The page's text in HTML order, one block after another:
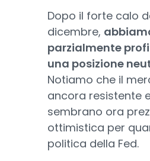
Dopo il forte calo
dicembre,
parzialmente
una posizione
Notiamo che il
ancora resistente
sembrano ora
ottimistica per
politica della Fed.